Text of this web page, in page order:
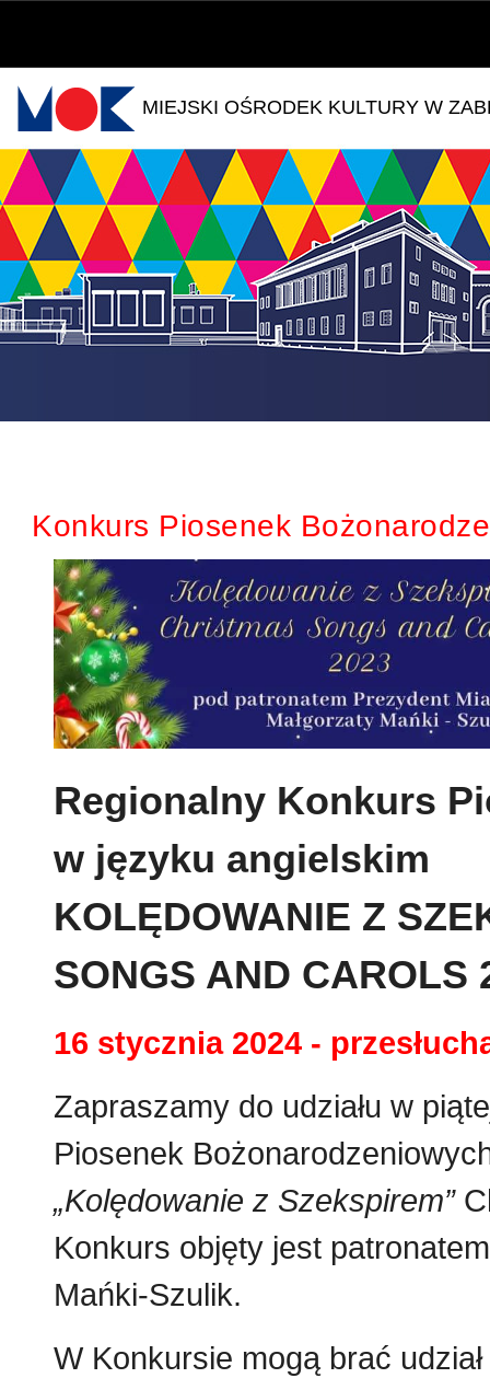
MIEJSKI OŚRODEK KULTURY W
Konkurs Piosenek
Regionalny Konkurs
w języku angielskim
KOLĘDOWANIE Z
SONGS AND CAROLS
16 stycznia 2024 -
Zapraszamy do udziału w
Piosenek
„Kolędowanie z Szekspirem”
Konkurs objęty jest
Mańki-Szulik.
W Konkursie mogą brać